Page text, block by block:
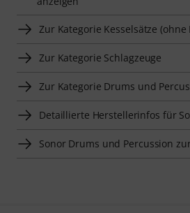
Zur Kategorie Kesselsätze (ohne
Zur Kategorie Schlagzeuge
Zur Kategorie Drums und
Detaillierte Herstellerinfos für
Sonor Drums und Percussion